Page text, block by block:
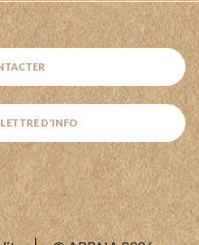
D'INFO